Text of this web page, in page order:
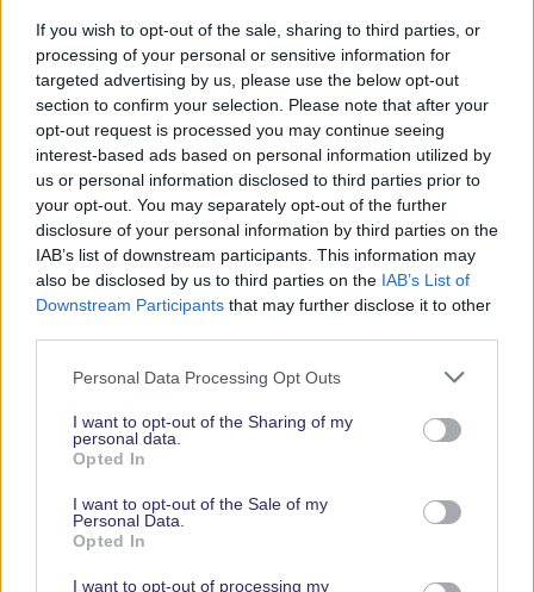
If you wish to opt-out of the sale, sharing to third parties, or
processing of your personal or sensitive information for
targeted advertising by us, please use the below opt-out
section to confirm your selection. Please note that after your
opt-out request is processed you may continue seeing
interest-based ads based on personal information utilized by
us or personal information disclosed to third parties prior to
your opt-out. You may separately opt-out of the further
disclosure of your personal information by third parties on the
IAB’s list of downstream participants. This information may
also be disclosed by us to third parties on the IAB’s List of
Downstream Participants that may further disclose it to other
Personal Data Processing Opt Outs
I want to opt-out of the Sharing of my
personal data.
Opted In
I want to opt-out of the Sale of my
Personal Data.
Opted In
I want to opt-out of processing my
Abonniere jetzt unsere magischen News aus den
Parks
Keine Angebote verpassen
Aktuelle News
Spannende Lesetipps
Gratis und jederzeit kündbar
dass Du unsere
Schau